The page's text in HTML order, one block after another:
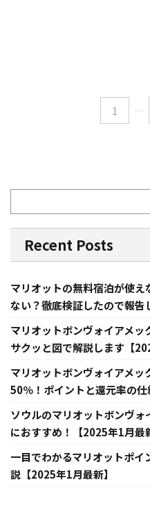
1 …
Recent Posts
マリオットの無料宿泊が使
ない？徹底検証したので報告
マリオットボンヴォイアメッ
サクッと図で解説します【
マリオットボンヴォイアメ
50％！ポイントと還元率の
ソウルのマリオットボンヴ
におすすめ！【2025年1月最
一目でわかるマリオットポ
説【2025年1月最新】